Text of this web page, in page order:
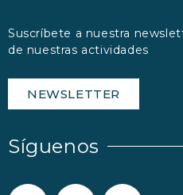
Suscríbete a nuestra
de nuestras actividades
NEWSLETTER
Síguenos